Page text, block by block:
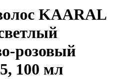
KAARAL
розовый
100 мл